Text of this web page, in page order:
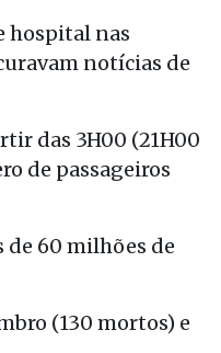
hospital nas
notícias de
das 3H00 (21H00
de passageiros
de 60 milhões de
(130 mortos) e